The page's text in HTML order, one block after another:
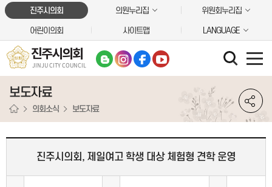
본문바로가기진주시의회 의원누리집 위원회누리집
어린이의회 사이트맵 LANGUAGE
진주시의회
JINJU CITY COUNCIL
보도자료
의회소식 보도자료
진주시의회, 제일여고 학생 대상 체험형 견학 운영